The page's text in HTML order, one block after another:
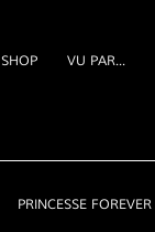
SHOP VU PAR...
PRINCESSE FOREVER